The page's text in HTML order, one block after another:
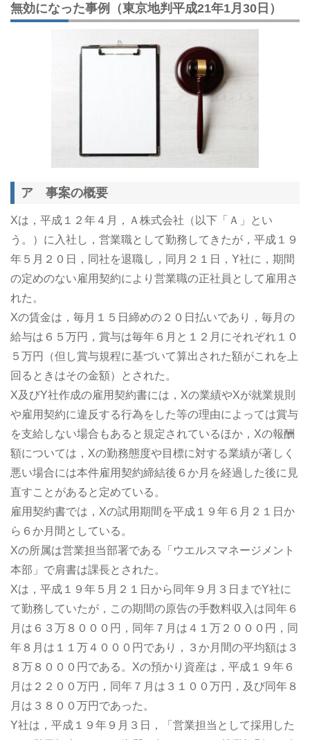
無効になった事例（東京地判平成21年1月30日）
ア 事案の概要
Xは，平成１２年４月，Ａ株式会社（以下「Ａ」とい
う。）に入社し，営業職として勤務してきたが，平成１９
年５月２０日，同社を退職し，同月２１日，Y社に，期間
の定めのない雇用契約により営業職の正社員として雇用さ
れた。
Xの賃金は，毎月１５日締めの２０日払いであり，毎月の
給与は６５万円，賞与は毎年６月と１２月にそれぞれ１０
５万円（但し賞与規程に基づいて算出された額がこれを上
回るときはその金額）とされた。
X及びY社作成の雇用契約書には，Xの業績やXが就業規則
や雇用契約に違反する行為をした等の理由によっては賞与
を支給しない場合もあると規定されているほか，Xの報酬
額については，Xの勤務態度や目標に対する業績が著しく
悪い場合には本件雇用契約締結後６か月を経過した後に見
直すことがあると定めている。
雇用契約書では，Xの試用期間を平成１９年６月２１日か
ら６か月間としている。
Xの所属は営業担当部署である「ウエルスマネージメント
本部」で肩書は課長とされた。
Xは，平成１９年５月２１日から同年９月３日までY社に
て勤務していたが，この期間の原告の手数料収入は同年６
月は６３万８０００円，同年７月は４１万２０００円，同
年８月は１１万４０００円であり，３か月間の平均額は３
８万８０００円である。Xの預かり資産は，平成１９年６
月は２２００万円，同年７月は３１００万円，及び同年８
月は３８００万円であった。
Y社は，平成１９年９月３日，「営業担当として採用した